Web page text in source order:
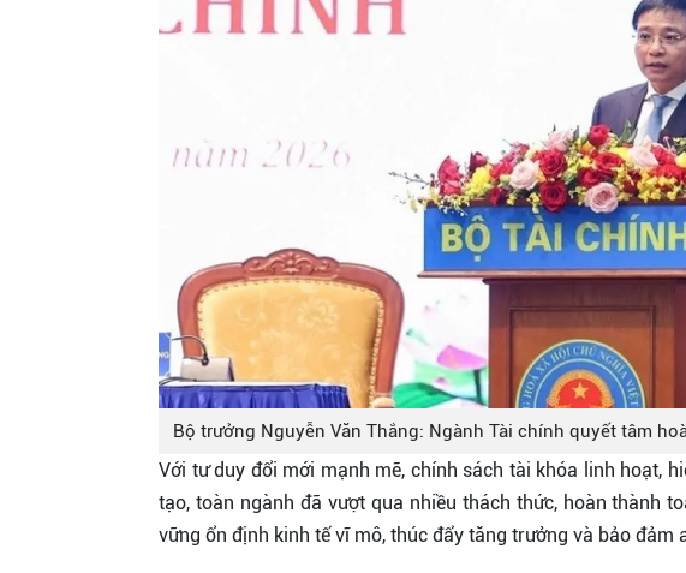
Bộ trưởng Nguyễn Văn Thắng: Ngành Tài chính quyết tâm
Với tư duy đổi mới mạnh mẽ, chính sách tài khóa linh hoạt,
tạo, toàn ngành đã vượt qua nhiều thách thức, hoàn thành
vững ổn định kinh tế vĩ mô, thúc đẩy tăng trưởng và bảo đảm